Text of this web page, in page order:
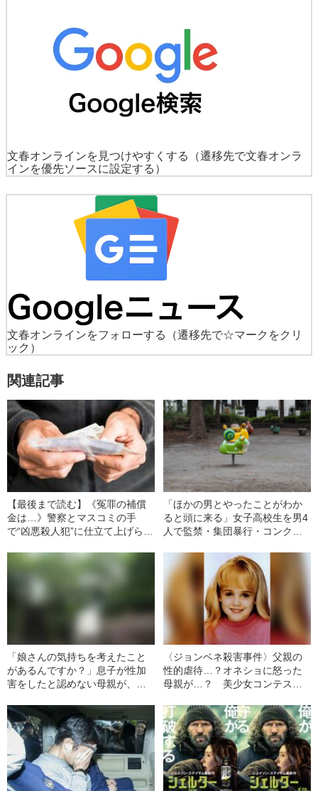
文春オンラインを見つけやすくする
（遷移先で文春オンラ
インを優先ソースに設定する）
文春オンラインをフォローする
（遷移先で☆マークをクリ
ック）
関連記事
【最後まで読む】《冤罪の補償
金は…》警察とマスコミの手
で“凶悪殺人犯”に仕立て上げられ
年間を無駄にしたが…」（昭和
「ほかの男とやったことがわか
ると頭に来る」女子高校生を男4
人で監禁・集団暴行・コンクリ
た、準主犯格Bの屈折した精神状
態
「娘さんの気持ちを考えたこと
があるんですか？」息子が性加
害をしたと認めない母親が、逆
手すぎる一言”とは
〈ジョンベネ殺害事件〉父親の
性的虐待…？オネショに怒った
母親が…？ 美少女コンテスト
疑われたワケ